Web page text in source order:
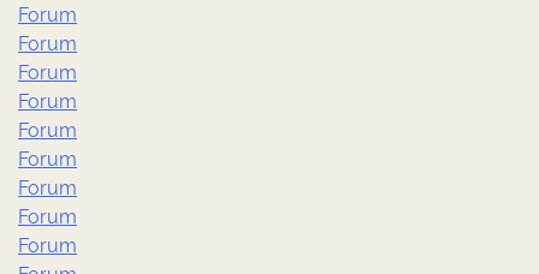
Forum
Forum
Forum
Forum
Forum
Forum
Forum
Forum
Forum